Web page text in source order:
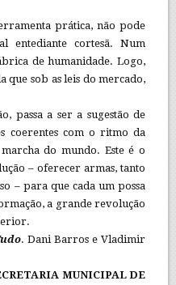
prática, não pode
entediante cortesã. Num
de humanidade. Logo,
que sob as leis do mercado,
passa a ser a sugestão de
coerentes com o ritmo da
do mundo. Este é o
– oferecer armas, tanto
– para que cada um possa
a grande revolução
. Dani Barros e Vladimir
MUNICIPAL DE